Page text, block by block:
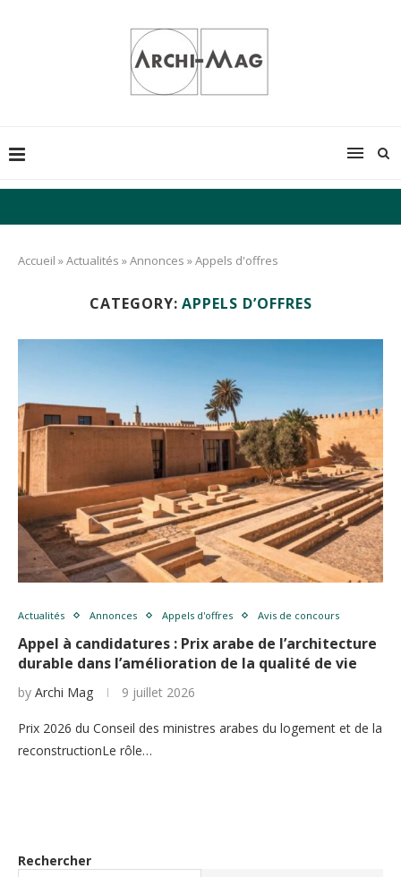
Accueil »Actualités »Annonces »Appels d'offres
CATEGORY: APPELS D’OFFRES
Actualités Annonces Appels d'offres Avis de concours
Appel à candidatures : Prix arabe de l’architecture
durable dans l’amélioration de la qualité de vie
by Archi Mag 9 juillet 2026
Prix ​​2026 du Conseil des ministres arabes du logement et de la
reconstructionLe rôle…
Rechercher